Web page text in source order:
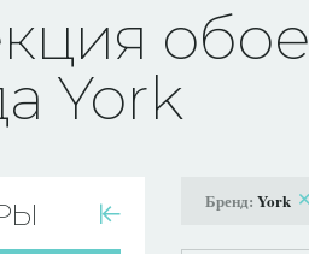
York
Бренд: York